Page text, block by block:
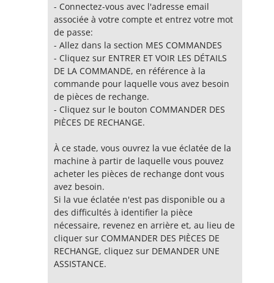
- Connectez-vous avec l'adresse email
associée à votre compte et entrez votre mot
de passe:
- Allez dans la section MES COMMANDES
- Cliquez sur ENTRER ET VOIR LES DÉTAILS
DE LA COMMANDE, en référence à la
commande pour laquelle vous avez besoin
de pièces de rechange.
- Cliquez sur le bouton COMMANDER DES
PIÈCES DE RECHANGE.
À ce stade, vous ouvrez la vue éclatée de la
machine à partir de laquelle vous pouvez
acheter les pièces de rechange dont vous
avez besoin.
Si la vue éclatée n'est pas disponible ou a
des difficultés à identifier la pièce
nécessaire, revenez en arrière et, au lieu de
cliquer sur COMMANDER DES PIÈCES DE
RECHANGE, cliquez sur DEMANDER UNE
ASSISTANCE.